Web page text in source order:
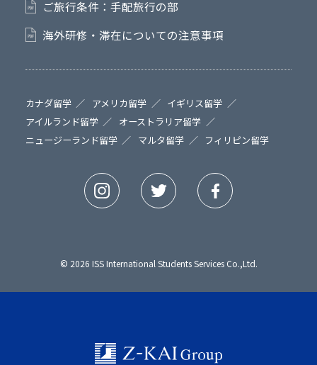
ご旅行条件：手配旅行の部
海外研修・滞在についての注意事項
カナダ留学 アメリカ留学
イギリス留学
アイルランド留学
オーストラリア留学
ニュージーランド留学
マルタ留学 フィリピン留学
© 2026 ISS International Students Services Co.,Ltd.